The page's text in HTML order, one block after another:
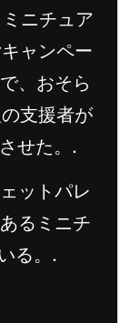
ニチュア
ャンペー
、おそら
支援者が
せた。.
ットパレ
るミニチ
る。.